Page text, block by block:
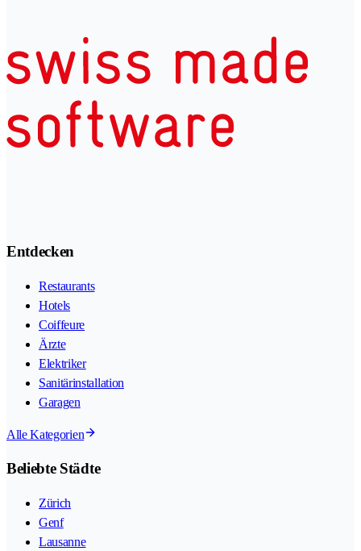
Entdecken
Restaurants
Hotels
Coiffeure
Ärzte
Elektriker
Sanitärinstallation
Garagen
Alle Kategorien
Beliebte Städte
Zürich
Genf
Lausanne